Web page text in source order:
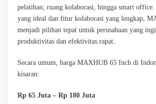
pelatihan, ruang kolaborasi, hingga smart office.
yang ideal dan fitur kolaborasi yang lengkap,
menjadi pilihan tepat untuk perusahaan yang
produktivitas dan efektivitas rapat.
Secara umum, harga MAXHUB 65 Inch di
kisaran:
Rp 65 Juta – Rp 180 Juta